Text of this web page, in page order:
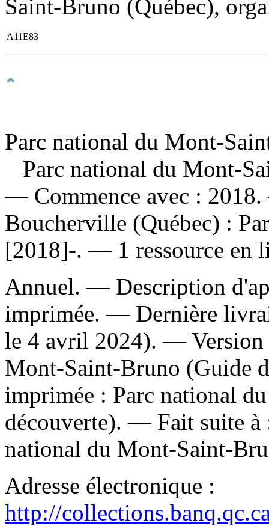
Saint-Bruno (Québec),
A11E83
Parc national du Mont-
Parc national du Mont-
— Commence avec :
Boucherville (Québec) :
[2018]-. — 1 ressource en
Annuel. — Description
imprimée. — Dernière
le 4 avril 2024). —
Mont-Saint-Bruno (Guide
imprimée : Parc national
découverte). — Fait suite
national du Mont-Saint-
Adresse électronique :
http://